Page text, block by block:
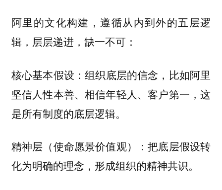
阿里的文化构建，遵循从内到外的五层逻
辑，层层递进，缺一不可：
核心基本假设：组织底层的信念，比如阿里
坚信人性本善、相信年轻人、客户第一，这
是所有制度的底层逻辑。
精神层（使命愿景价值观）：把底层假设转
化为明确的理念，形成组织的精神共识。